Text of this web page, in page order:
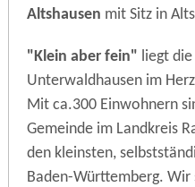
Altshausen mit Sitz in
"Klein aber fein" liegt
Unterwaldhausen im
Mit ca.300 Einwohnern
Gemeinde im Landkreis
den kleinsten,
Baden-Württemberg. Wir